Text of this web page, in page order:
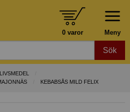
Meny
0 varor
Sök
LIVSMEDEL
KEBABSÅS MILD FELIX